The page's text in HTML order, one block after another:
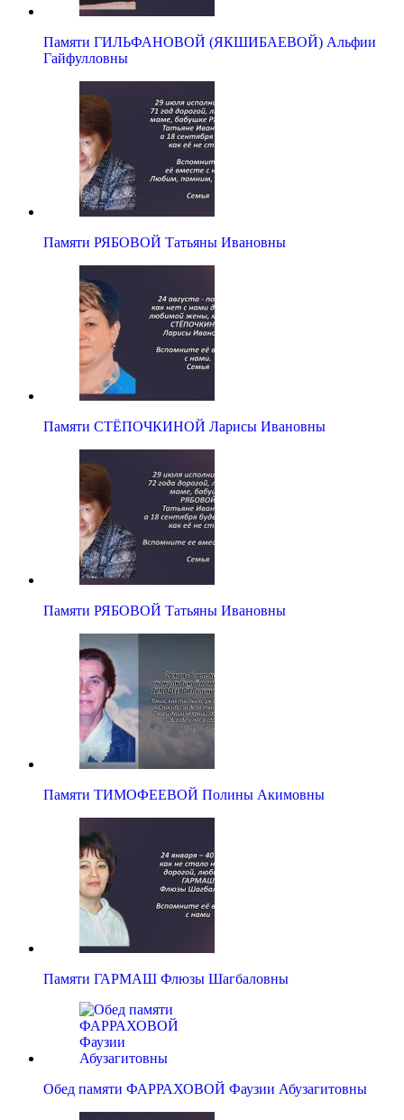
Памяти ГИЛЬФАНОВОЙ (ЯКШИБАЕВОЙ) Альфии
Гайфулловны
Памяти РЯБОВОЙ Татьяны Ивановны
Памяти СТЁПОЧКИНОЙ Ларисы Ивановны
Памяти РЯБОВОЙ Татьяны Ивановны
Памяти ТИМОФЕЕВОЙ Полины Акимовны
Памяти ГАРМАШ Флюзы Шагбаловны
Обед памяти ФАРРАХОВОЙ Фаузии Абузагитовны